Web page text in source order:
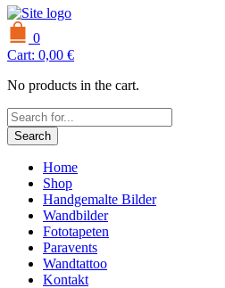
0
Cart: 0,00 €
No products in the cart.
Search
Home
Shop
Handgemalte Bilder
Wandbilder
Fototapeten
Paravents
Wandtattoo
Kontakt